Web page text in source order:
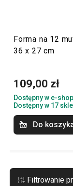
Forma na 12
36 x 27 cm
109,00 zł
Dostępny w e-
Dostępny w 17
Do
Filtrowanie